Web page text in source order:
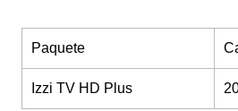
Paquete
Izzi TV HD Plus